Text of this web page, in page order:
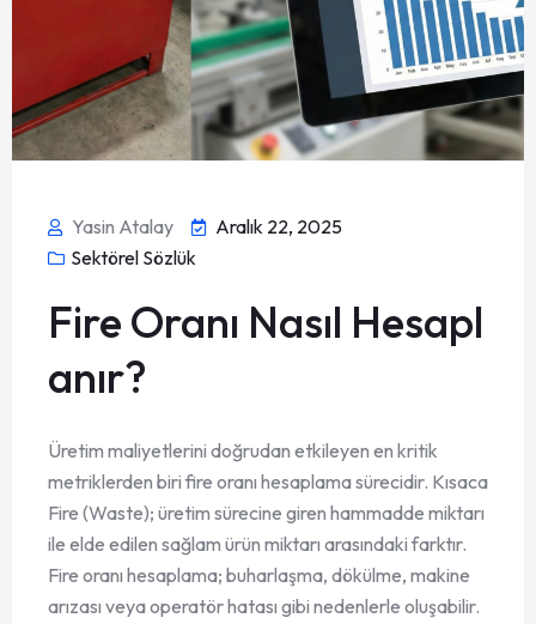
Yasin Atalay
Aralık 22, 2025
Sektörel Sözlük
Fire Oranı Nasıl Hesapl
anır?
Üretim maliyetlerini doğrudan etkileyen en kritik
metriklerden biri fire oranı hesaplama sürecidir. Kısaca
Fire (Waste); üretim sürecine giren hammadde miktarı
ile elde edilen sağlam ürün miktarı arasındaki farktır.
Fire oranı hesaplama; buharlaşma, dökülme, makine
arızası veya operatör hatası gibi nedenlerle oluşabilir.